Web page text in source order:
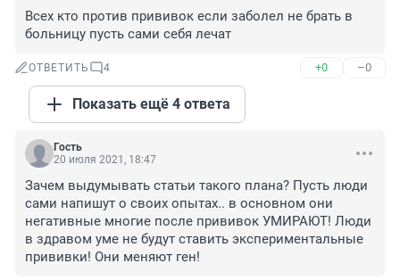
Всех кто против прививок если заболел не брать в
больницу пусть сами себя лечат
ОТВЕТИТЬ 4 +0 –0
Показать ещё 4 ответа
Гость
20 июля 2021, 18:47
Зачем выдумывать статьи такого плана? Пусть люди
сами напишут о своих опытах.. в основном они
негативные многие после прививок УМИРАЮТ! Люди
в здравом уме не будут ставить экспериментальные
прививки! Они меняют ген!